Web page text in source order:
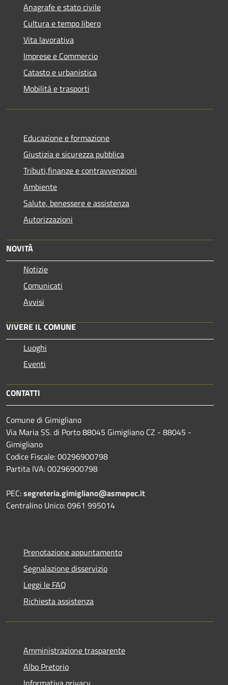
Anagrafe e stato civile
Cultura e tempo libero
Vita lavorativa
Imprese e Commercio
Catasto e urbanistica
Mobilità e trasporti
Educazione e formazione
Giustizia e sicurezza pubblica
Tributi,finanze e contravvenzioni
Ambiente
Salute, benessere e assistenza
Autorizzazioni
NOVITÀ
Notizie
Comunicati
Avvisi
VIVERE IL COMUNE
Luoghi
Eventi
CONTATTI
Comune di Gimigliano
Via Maria SS. di Porto 88045 Gimigliano CZ - 88045 -
Gimigliano
Codice Fiscale: 00296900798
Partita IVA: 00296900798
PEC:segreteria.gimigliano@asmepec.it
Centralino Unico: 0961 995014
Prenotazione appuntamento
Segnalazione disservizio
Leggi le FAQ
Richiesta assistenza
Amministrazione trasparente
Albo Pretorio